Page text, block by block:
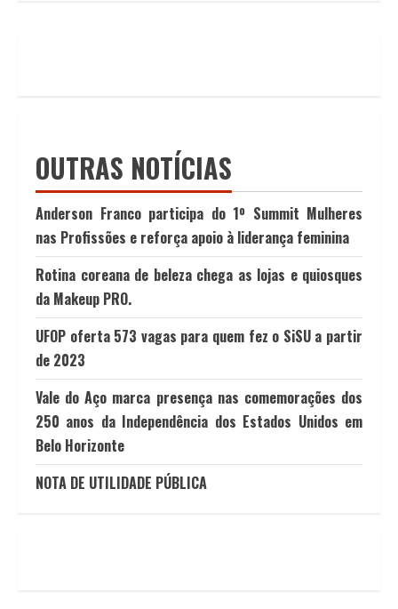
OUTRAS NOTÍCIAS
Anderson Franco participa do 1º Summit Mulheres
nas Profissões e reforça apoio à liderança feminina
Rotina coreana de beleza chega as lojas e quiosques
da Makeup PRO.
UFOP oferta 573 vagas para quem fez o SiSU a partir
de 2023
Vale do Aço marca presença nas comemorações dos
250 anos da Independência dos Estados Unidos em
Belo Horizonte
NOTA DE UTILIDADE PÚBLICA